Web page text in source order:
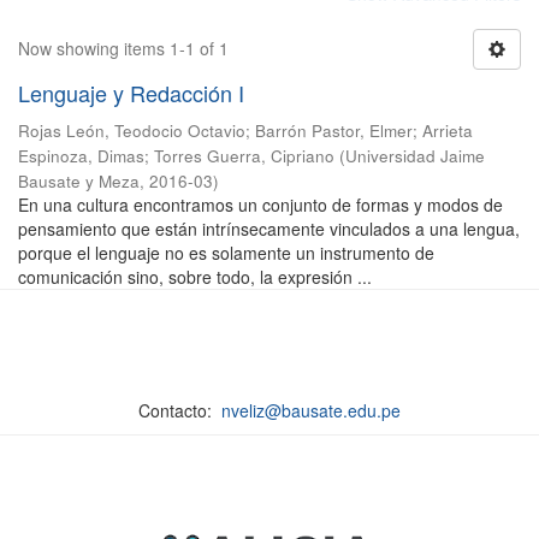
Now showing items 1-1 of 1
Lenguaje y Redacción I
Rojas León, Teodocio Octavio; Barrón Pastor, Elmer; Arrieta
Espinoza, Dimas; Torres Guerra, Cipriano (Universidad Jaime
Bausate y Meza, 2016-03)
En una cultura encontramos un conjunto de formas y modos de
pensamiento que están intrínsecamente vinculados a una lengua,
porque el lenguaje no es solamente un instrumento de
comunicación sino, sobre todo, la expresión ...
Contacto: nveliz@bausate.edu.pe